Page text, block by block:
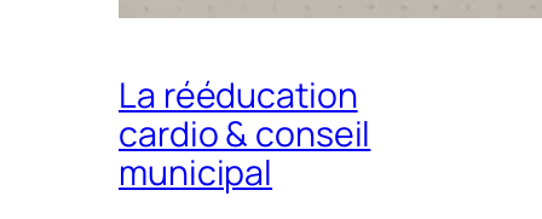
La rééducation
cardio & conseil
municipal